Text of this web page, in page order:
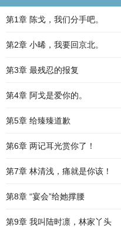
第1章 陈戈，我们分手吧。
第2章 小晞，我要回京北。
第3章 最残忍的报复
第4章 阿戈是爱你的。
第5章 给臻臻道歉
第6章 两记耳光赏你了！
第7章 林清浅，痛就是你该！
第8章 “宴会”给她撑腰
第9章 我叫陆时凛，林家丫头